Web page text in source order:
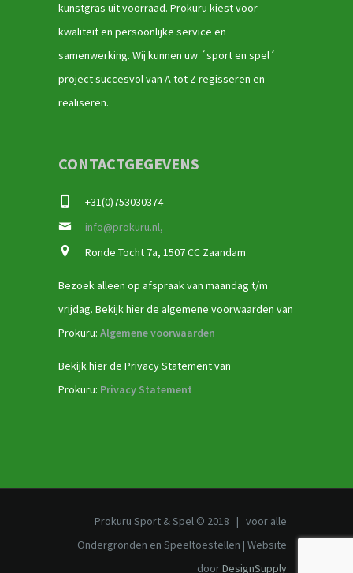
kunstgras uit voorraad. Prokuru kiest voor
kwaliteit en persoonlijke service en
samenwerking. Wij kunnen uw ´sport en spel´
project succesvol van A tot Z regisseren en
realiseren.
CONTACTGEGEVENS
+31(0)753030374
info@prokuru.nl,
Ronde Tocht 7a, 1507 CC Zaandam
Bezoek alleen op afspraak van maandag t/m
vrijdag. Bekijk hier de algemene voorwaarden van
Prokuru: Algemene voorwaarden
Bekijk hier de Privacy Statement van
Prokuru: Privacy Statement
Prokuru Sport & Spel © 2018 | voor alle
Ondergronden en Speeltoestellen | Website
doorDesignSupply